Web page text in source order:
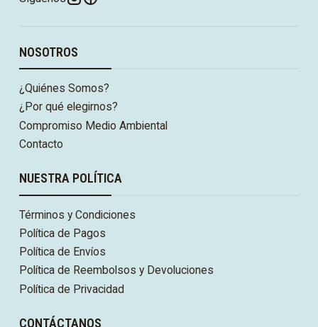
NOSOTROS
¿Quiénes Somos?
¿Por qué elegirnos?
Compromiso Medio Ambiental
Contacto
NUESTRA POLÍTICA
Términos y Condiciones
Política de Pagos
Política de Envíos
Política de Reembolsos y Devoluciones
Política de Privacidad
CONTÁCTANOS